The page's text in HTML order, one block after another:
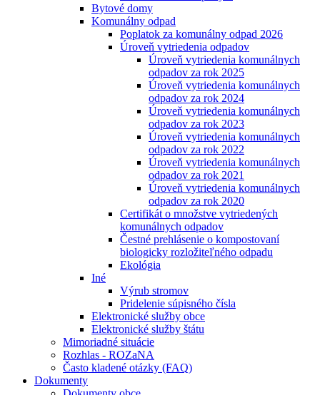
Bytové domy
Komunálny odpad
Poplatok za komunálny odpad 2026
Úroveň vytriedenia odpadov
Úroveň vytriedenia komunálnych
odpadov za rok 2025
Úroveň vytriedenia komunálnych
odpadov za rok 2024
Úroveň vytriedenia komunálnych
odpadov za rok 2023
Úroveň vytriedenia komunálnych
odpadov za rok 2022
Úroveň vytriedenia komunálnych
odpadov za rok 2021
Úroveň vytriedenia komunálnych
odpadov za rok 2020
Certifikát o množstve vytriedených
komunálnych odpadov
Čestné prehlásenie o kompostovaní
biologicky rozložiteľného odpadu
Ekológia
Iné
Výrub stromov
Pridelenie súpisného čísla
Elektronické služby obce
Elektronické služby štátu
Mimoriadné situácie
Rozhlas - ROZaNA
Často kladené otázky (FAQ)
Dokumenty